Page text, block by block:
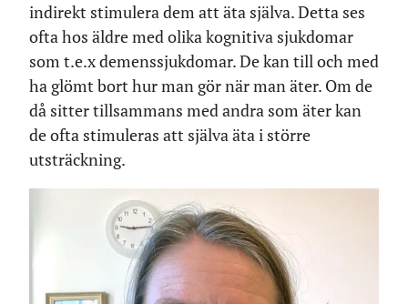
indirekt stimulera dem att äta själva. Detta ses
ofta hos äldre med olika kognitiva sjukdomar
som t.e.x demenssjukdomar. De kan till och med
ha glömt bort hur man gör när man äter. Om de
då sitter tillsammans med andra som äter kan
de ofta stimuleras att själva äta i större
utsträckning.